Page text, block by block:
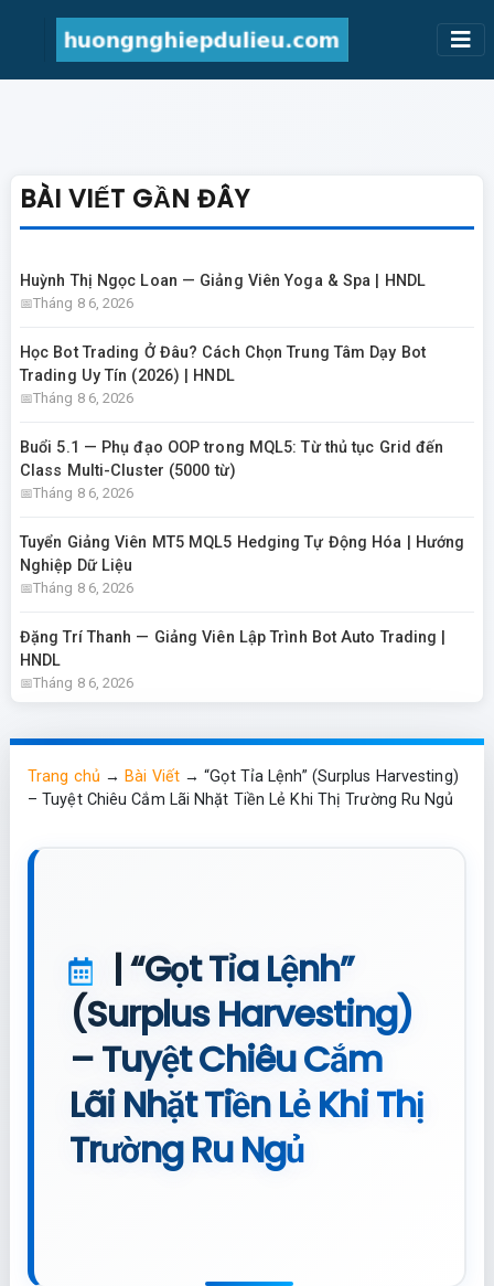
BÀI VIẾT GẦN ĐÂY
Huỳnh Thị Ngọc Loan — Giảng Viên Yoga & Spa | HNDL
Tháng 8 6, 2026
Học Bot Trading Ở Đâu? Cách Chọn Trung Tâm Dạy Bot
Trading Uy Tín (2026) | HNDL
Tháng 8 6, 2026
Buổi 5.1 — Phụ đạo OOP trong MQL5: Từ thủ tục Grid đến
Class Multi-Cluster (5000 từ)
Tháng 8 6, 2026
Tuyển Giảng Viên MT5 MQL5 Hedging Tự Động Hóa | Hướng
Nghiệp Dữ Liệu
Tháng 8 6, 2026
Đặng Trí Thanh — Giảng Viên Lập Trình Bot Auto Trading |
HNDL
Tháng 8 6, 2026
Trang chủ →Bài Viết→“Gọt Tỉa Lệnh” (Surplus Harvesting)
– Tuyệt Chiêu Cắm Lãi Nhặt Tiền Lẻ Khi Thị Trường Ru Ngủ
| “Gọt Tỉa Lệnh”
(Surplus Harvesting)
– Tuyệt Chiêu Cắm
Lãi Nhặt Tiền Lẻ Khi Thị
Trường Ru Ngủ